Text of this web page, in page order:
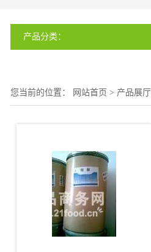
产品分类：
您当前的位置： 网站首页 > 产品展厅